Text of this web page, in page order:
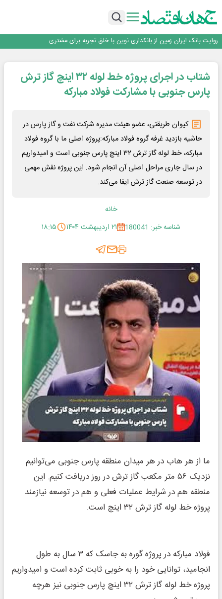
اجرای برنامه تحول بانک با تمرکز بر منابع پایدار، درآمدهای کارمزدی و بازسازی اعتماد
داد
روایت بانک ایران زمین از بانکداری نوین با خلق تجربه برای مشتری
سرپرست اداره کل روابط عمومی بیمه مرکزی منصوب شد
اجرای برنامه تحول بانک با تمرکز بر منابع پایدار، درآمدهای کارمزدی و بازسازی اعتماد
مشتریان
بانک مهر ایران بیش از ۷۰ میلیارد تومان به برنامه‌های مسئولیت اجتماعی اختصاص
شتاب در اجرای پروژه خط لوله ۳۲ اینچ گاز ترش
پارس جنوبی با مشارکت فولاد مبارکه
کیوان طریقتی، عضو هیئت مدیره شرکت نفت و گاز پارس در
حاشیه بازدید غرفه گروه فولاد مبارکه:پروژه اصلی ما با گروه فولاد
مبارکه، خط لوله گاز ترش ۳۲ اینچ پارس جنوبی است و امیدواریم
در سال جاری مراحل اصلی آن انجام شود. این پروژه نقش مهمی
در توسعه صنعت گاز ترش ایفا می‌کند.
خانه
شناسه خبر: 180041
۲۱ اردیبهشت ۱۴۰۴ ۱۸:۱۵
ما از هر هاب در هر میدان منطقه پارس جنوبی می‌توانیم
نزدیک ۵۶ متر مکعب گاز ترش در روز دریافت کنیم. این
منطقه هم در شرایط عملیات فعلی و هم در توسعه نیازمند
پروژه خط لوله گاز ترش ۳۲ اینچ است.
فولاد مبارکه در پروژه گوره به جاسک که ۳ سال به طول
انجامید، توانایی خود را به خوبی ثابت کرده است و امیدواریم
پروژه خط لوله گاز ترش ۳۲ اینچ پارس جنوبی نیز هرچه